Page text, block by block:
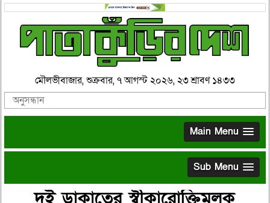
মৌলভীবাজার, শুক্রবার, ৭ আগস্ট ২০২৬, ২৩ শ্রাবণ ১৪৩৩
Main Menu
Sub Menu